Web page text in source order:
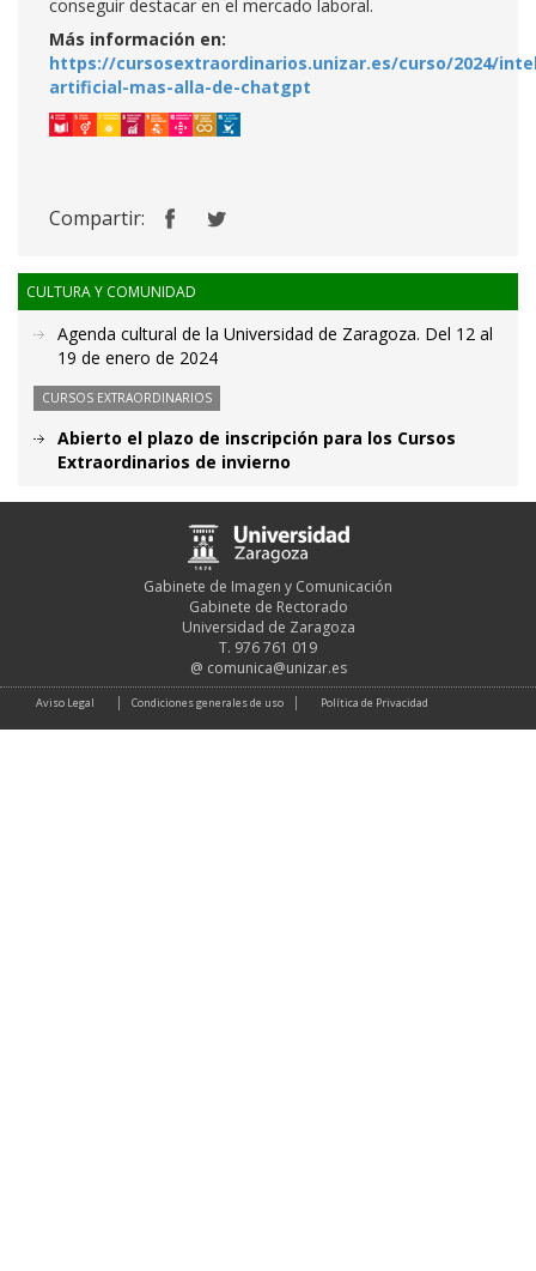
conseguir destacar en el mercado laboral.
Más información en:
https://cursosextraordinarios.unizar.es/curso/2024/
artificial-mas-alla-de-chatgpt
Compartir:
CULTURA Y COMUNIDAD
Agenda cultural de la Universidad de Zaragoza. Del 12 al
19 de enero de 2024
CURSOS EXTRAORDINARIOS
Abierto el plazo de inscripción para los Cursos
Extraordinarios de invierno
Gabinete de Imagen y Comunicación
Gabinete de Rectorado
Universidad de Zaragoza
T. 976 761 019
@ comunica@unizar.es
Aviso Legal Condiciones generales de uso Política de Privacidad